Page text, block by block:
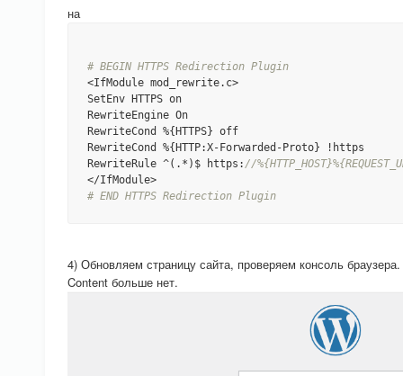
на
# BEGIN HTTPS Redirection Plugin
<IfModule mod_rewrite.c>
SetEnv HTTPS on
RewriteEngine On
RewriteCond %{HTTPS} off
RewriteCond %{HTTP:X-Forwarded-Proto} !https
RewriteRule ^(.*)$ https: //
# END HTTPS Redirection Plugin
4) Обновляем страницу сайта, проверяем консоль
Content больше нет.